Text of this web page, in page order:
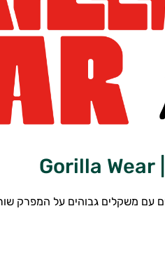
עם משקלים גבוהים על המפרק